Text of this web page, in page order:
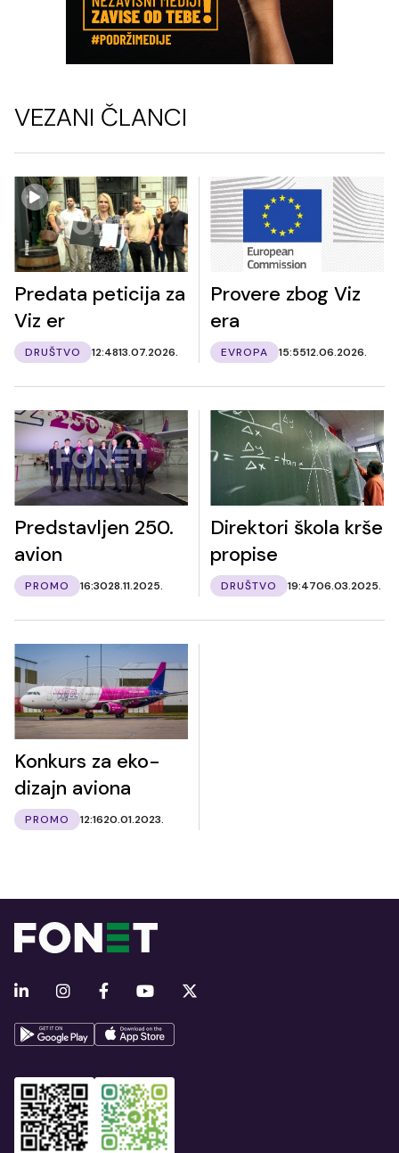
VEZANI ČLANCI
Predata peticija za
Viz er
DRUŠTVO 12:4813.07.2026.
Provere zbog Viz
era
EVROPA 15:5512.06.2026.
Predstavljen 250.
avion
PROMO 16:3028.11.2025.
Direktori škola krše
propise
DRUŠTVO 19:4706.03.2025.
Konkurs za eko-
dizajn aviona
PROMO 12:1620.01.2023.